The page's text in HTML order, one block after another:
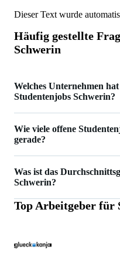
Dieser Text wurde
Häufig gestellte
Schwerin
Welches Unternehmen
Studentenjobs Schwerin?
Wie viele offene
gerade?
Was ist das
Schwerin?
Das Durchschnittsgehalt
Top Arbeitgeber für